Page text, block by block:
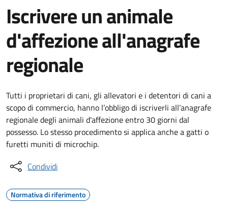
Iscrivere un animale
d'affezione all'anagrafe
regionale
Tutti i proprietari di cani, gli allevatori e i detentori di cani a
scopo di commercio, hanno l’obbligo di iscriverli all’anagrafe
regionale degli animali d'affezione entro 30 giorni dal
possesso. Lo stesso procedimento si applica anche a gatti o
furetti muniti di microchip.
Condividi
Normativa di riferimento